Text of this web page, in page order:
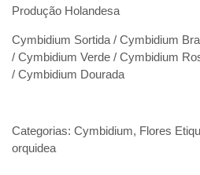
Produção Holandesa
Cymbidium Sortida / Cymbidium
/ Cymbidium Verde / Cymbidium
/ Cymbidium Dourada
Categorias: Cymbidium, Flores
orquidea